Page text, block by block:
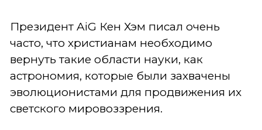
Президент AiG Кен Хэм писал очень
часто, что христианам необходимо
вернуть такие области науки, как
астрономия, которые были захвачены
эволюционистами для продвижения их
светского мировоззрения.